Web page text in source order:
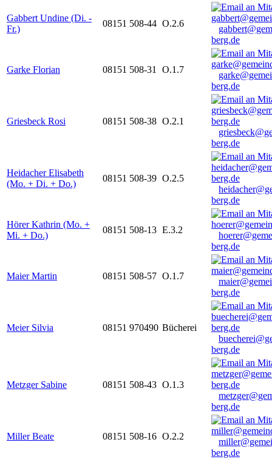
Gabbert Undine (Di. -
Fr.)
08151 508-44 O.2.6
berg.de
Garke Florian 08151 508-31 O.1.7
berg.de
Griesbeck Rosi 08151 508-38 O.2.1
berg.de
Heidacher Elisabeth
(Mo. + Di. + Do.)
08151 508-39 O.2.5
berg.de
Hörer Kathrin (Mo. +
Mi. + Do.)
08151 508-13 E.3.2
berg.de
Maier Martin 08151 508-57 O.1.7
berg.de
Meier Silvia 08151 970490 Bücherei
berg.de
Metzger Sabine 08151 508-43 O.1.3
berg.de
Miller Beate 08151 508-16 O.2.2
berg.de